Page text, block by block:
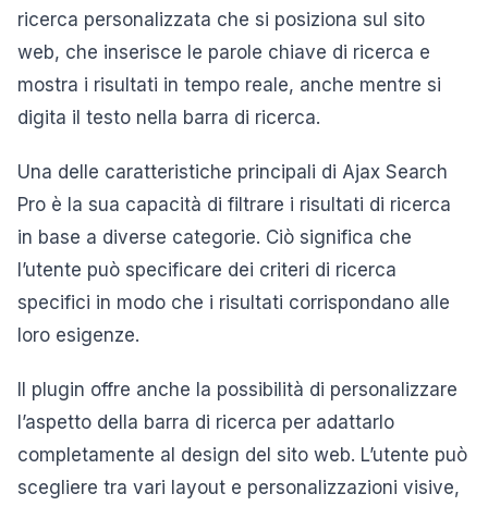
ricerca personalizzata che si posiziona sul sito
web, che inserisce le parole chiave di ricerca e
mostra i risultati in tempo reale, anche mentre si
digita il testo nella barra di ricerca.
Una delle caratteristiche principali di Ajax Search
Pro è la sua capacità di filtrare i risultati di ricerca
in base a diverse categorie. Ciò significa che
l’utente può specificare dei criteri di ricerca
specifici in modo che i risultati corrispondano alle
loro esigenze.
Il plugin offre anche la possibilità di personalizzare
l’aspetto della barra di ricerca per adattarlo
completamente al design del sito web. L’utente può
scegliere tra vari layout e personalizzazioni visive,